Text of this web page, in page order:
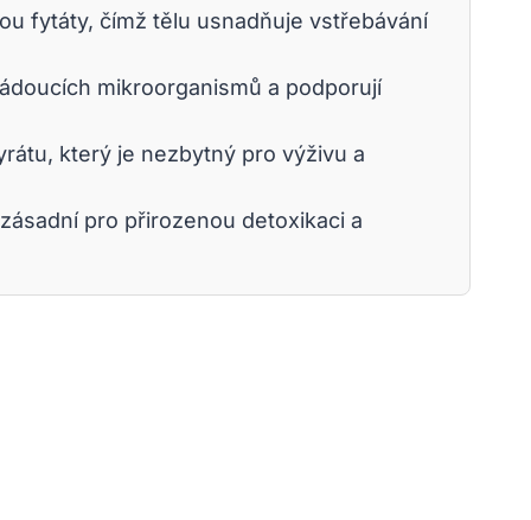
fytáty, čímž tělu usnadňuje vstřebávání
mikroorganismů a podporují
který je nezbytný pro výživu a
pro přirozenou detoxikaci a